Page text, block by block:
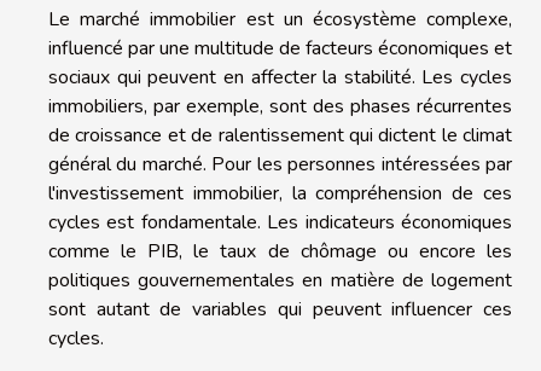
Le marché immobilier est un écosystème complexe,
influencé par une multitude de facteurs économiques et
sociaux qui peuvent en affecter la stabilité. Les cycles
immobiliers, par exemple, sont des phases récurrentes
de croissance et de ralentissement qui dictent le climat
général du marché. Pour les personnes intéressées par
l'investissement immobilier, la compréhension de ces
cycles est fondamentale. Les indicateurs économiques
comme le PIB, le taux de chômage ou encore les
politiques gouvernementales en matière de logement
sont autant de variables qui peuvent influencer ces
cycles.